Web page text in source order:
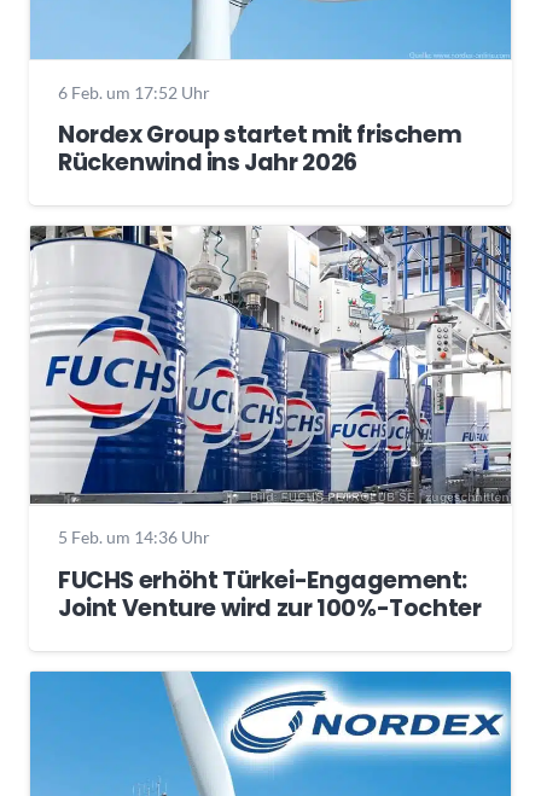
6 Feb. um 17:52 Uhr
Nordex Group startet mit frischem
Rückenwind ins Jahr 2026
5 Feb. um 14:36 Uhr
FUCHS erhöht Türkei-Engagement:
Joint Venture wird zur 100%-Tochter